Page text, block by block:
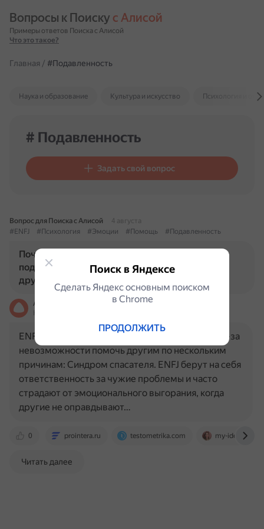
Вопросы к Поиску с Алисой
Примеры ответов Поиска с Алисой
Что это такое?
Главная / #Подавленность
Наука и образование Культура и искусство Психология и
# Подавленность
Задать свой вопрос
Вопрос для Поиска с Алисой
4 августа
#ENFJ
#Психология #Эмоции #Помощь #Подавленность
Почему ENFJ могут чувствовать себя
подавленными из-за невозможности помочь
другим?
Алиса
0 prointera.ru testometrika.com my-identity.ru
ENFJ могут чувствовать себя подавленными из-за
невозможности помочь другим по нескольким
причинам: Синдром спасателя. ENFJ берут на себя
ответственность за чужие проблемы и часто
страдают от эмоционального выгорания, когда
другие не оправдывают…
Читать далее
Поиск в Яндексе
Сделать Яндекс основным поиском
в Сhrome
ПРОДОЛЖИТЬ